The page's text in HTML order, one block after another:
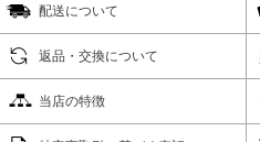
配送について
返品・交換について
当店の特徴